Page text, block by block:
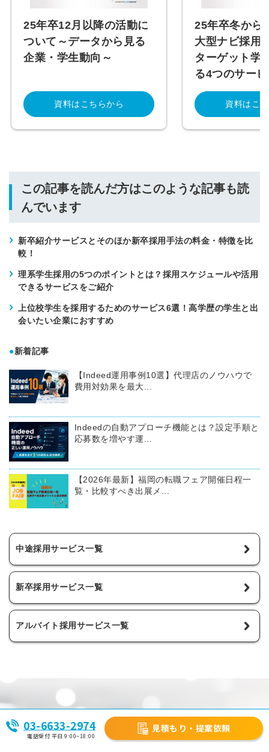
25年卒12月以降の活動に
ついて～データから見る
企業・学生動向～
資料はこちらから
25年卒冬から
大型ナビ採用
ターゲット学
る4つのサー
資料はこ
この記事を読んだ方はこのような記事も読
んでいます
新卒紹介サービスとそのほか新卒採用手法の料金・特徴を比
較！
理系学生採用の5つのポイントとは？採用スケジュールや活用
できるサービスをご紹介
上位校学生を採用するためのサービス6選！高学歴の学生と出
会いたい企業におすすめ
●新着記事
【Indeed運用事例10選】代理店のノウハウで
費用対効果を最大...
Indeedの自動アプローチ機能とは？設定手順と
応募数を増やす運...
【2026年最新】福岡の転職フェア開催日程一
覧・比較すべき出展メ...
中途採用サービス一覧
新卒採用サービス一覧
アルバイト採用サービス一覧
03-6633-2974
電話受付 平日 9:00~18:00
見積もり・提案依頼
い。
厳選した200種以上の取り扱いサービスの中から、貴社に最